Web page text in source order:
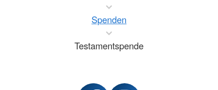
Spenden
Testamentspende